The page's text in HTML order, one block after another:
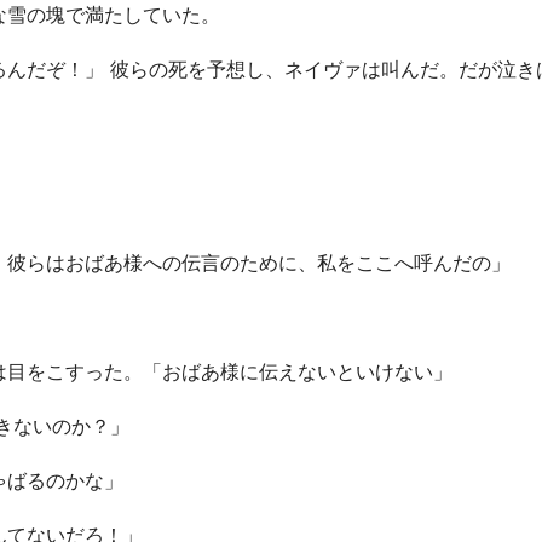
の塊で満たしていた。
んだぞ！」 彼らの死を予想し、ネイヴァは叫んだ。だが泣
彼らはおばあ様への伝言のために、私をここへ呼んだの」
をこすった。「おばあ様に伝えないといけない」
ないのか？」
るのかな」
ないだろ！」